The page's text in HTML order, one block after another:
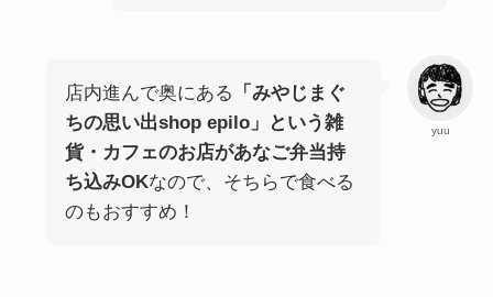
yuu
店内進んで奥にある
「みやじまぐ
ちの思い出shop epilo」という雑
貨・カフェのお店があなご弁当持
ち込みOKなので、そちらで食べる
のもおすすめ！